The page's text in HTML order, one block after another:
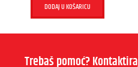
DODAJ U KOŠARICU
Trebaš pomoć?